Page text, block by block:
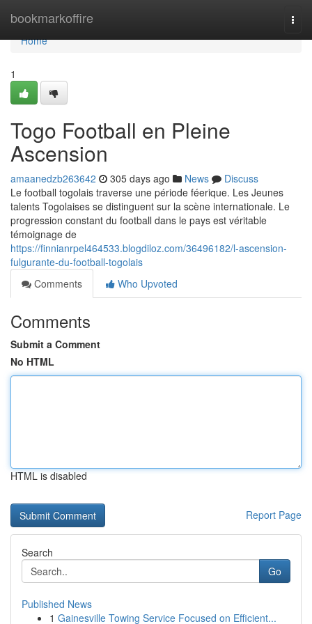
bookmarkoffire
Home
Home
1
Togo Football en Pleine
Ascension
amaanedzb263642 305 days ago News
Discuss
Le football togolais traverse une période féerique. Les Jeunes
talents Togolaises se distinguent sur la scène internationale. Le
progression constant du football dans le pays est véritable
témoignage de
https://finnianrpel464533.blogdiloz.com/36496182/l-ascension-
fulgurante-du-football-togolais
Comments
Who Upvoted
Comments
Submit a Comment
No HTML
HTML is disabled
Report Page
Search
Go
Published News
1 Gainesville Towing Service Focused on Efficient...